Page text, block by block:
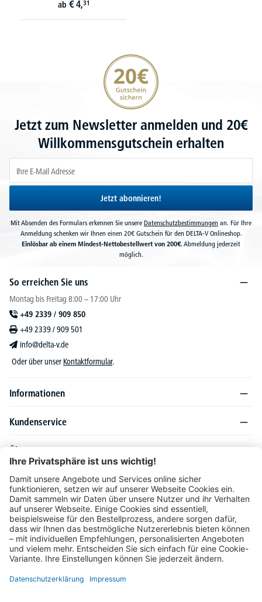
ab € 4,31
20€ Gutschein sichern
Jetzt zum Newsletter anmelden und 20€
Willkommensgutschein erhalten
Jetzt abonnieren!
Mit Absenden des Formulars erkennen Sie unsere Datenschutzbestimmungen an. Für Ihre
Anmeldung schenken wir Ihnen einen 20€ Gutschein für den DELTA-V Onlineshop.
Einlösbar ab einem Mindest-Nettobestellwert von 200€.Abmeldung jederzeit
möglich.
So erreichen Sie uns
Montag bis Freitag 8:00 – 17:00 Uhr
+49 2339 / 909 850
+49 2339 / 909 501
info@delta-v.de
Oder über unser Kontaktformular.
Informationen
Kundenservice
Über DELTA-V
Produktsortiment
Ratgeber
Folgen Sie uns auch auf
Unser Angebot richtet sich ausschließlich an Industrie, Handel, Gewerbe und